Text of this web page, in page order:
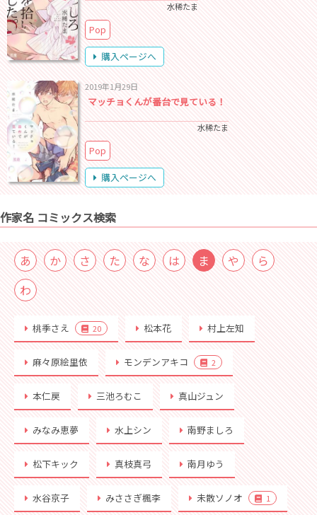
水稀たま
Pop
購入ページへ
2019年1月29日
マッチョくんが番台で見ている！
水稀たま
Pop
購入ページへ
作家名 コミックス検索
あ か さ た な は ま や
ら
わ
桃季さえ 20 松本花 村上左知
麻々原絵里依 モンデンアキコ 2
本仁戻 三池ろむこ 真山ジュン
みなみ恵夢 水上シン 南野ましろ
松下キック 真枝真弓 南月ゆう
水谷京子 みささぎ楓李 未散ソノオ 1